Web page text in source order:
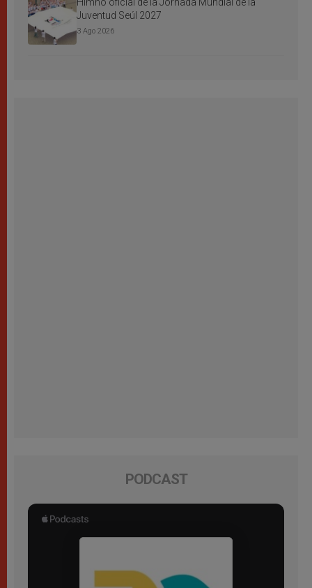
Himno oficial de la Jornada Mundial de la
Juventud Seúl 2027
3 Ago 2026
PODCAST